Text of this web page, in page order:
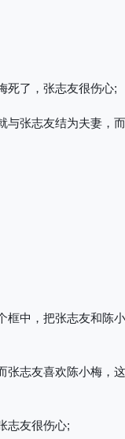
死了，张志友很伤心;
与张志友结为夫妻，
框中，把张志友和陈
张志友喜欢陈小梅，
志友很伤心;